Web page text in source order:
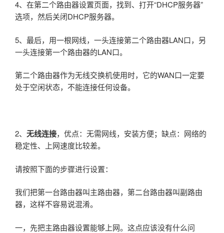
4、在第二个路由器设置页面，找到、打开“DHCP服务器”
选项，然后关闭DHCP服务器。
5、最后，用一根网线，一头连接第二个路由器LAN口，另
一头连接第一个路由器的LAN口。
第二个路由器作为无线交换机使用时，它的WAN口一定要
处于空闲状态，不能连接任何设备。
2、 无线连接，优点：无需网线，安装方便；缺点：网络的
稳定性、上网速度比较差。
请按照下面的步骤进行设置：
我们把第一台路由器叫主路由器，第二台路由器叫副路由
器，这样不容易说混淆。
一，先把主路由器设置能够上网。这点应该没有什么问